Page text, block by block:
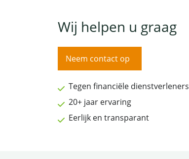
Wij helpen u graag
Neem contact op
Tegen financiële dienstverleners
20+ jaar ervaring
Eerlijk en transparant